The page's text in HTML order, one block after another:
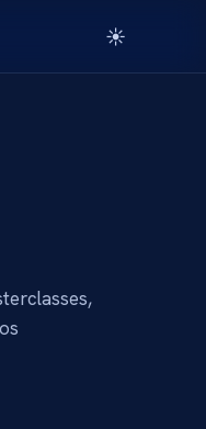
☀️